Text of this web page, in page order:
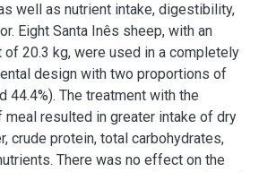
well as nutrient intake, digestibility,
Eight Santa Inês sheep, with an
20.3 kg, were used in a completely
design with two proportions of
44.4%). The treatment with the
resulted in greater intake of dry
crude protein, total carbohydrates,
There was no effect on the